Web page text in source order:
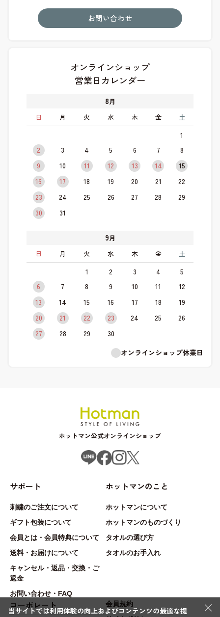
お問い合わせ
オンラインショップ
営業日カレンダー
8月
日
月 火 水 木 金 土
1
2
3 4 5 6 7
8
9
10 11 12 13 14
15
16
17 18 19 20 21
22
23
24 25 26 27 28
29
30
31
9月
日
月 火 水 木 金 土
1 2 3 4
5
6
7 8 9 10 11
12
13
14 15 16 17 18
19
20
21 22 23 24 25
26
27
28 29
30
オンラインショップ休業日
ホットマン公式オンラインショップ
サポート
刺繍のご注文について
ギフト包装について
会員とは・会員特典について
送料・お届けについて
キャンセル・返品・交換・ご
返金
お問い合わせ・FAQ
ホットマンのこと
ホットマンについて
ホットマンのものづくり
タオルの選び方
タオルのお手入れ
コーポレート
会員規約
×
当サイトでは利用体験の向上およびコンテンツの最適な提